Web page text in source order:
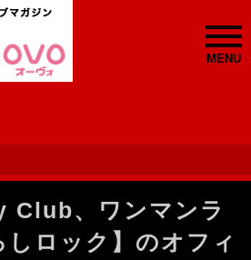
MENU
Club、ワンマンラ
ロック】のオフィ